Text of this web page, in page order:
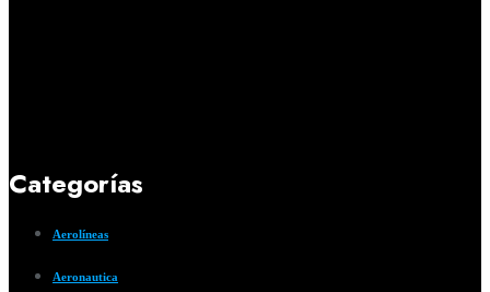
Categorías
Aerolíneas
Aeronautica